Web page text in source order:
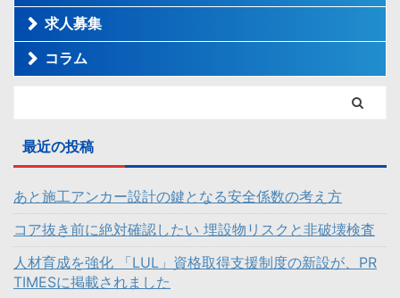
求人募集
コラム
最近の投稿
あと施工アンカー設計の鍵となる安全係数の考え方
コア抜き前に絶対確認したい 埋設物リスクと非破壊検査
人材育成を強化 「LUL」資格取得支援制度の新設が、PR
TIMESに掲載されました